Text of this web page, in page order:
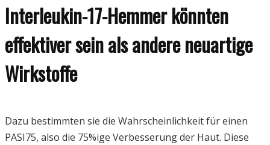
Interleukin-17-Hemmer könnten
effektiver sein als andere neuartige
Wirkstoffe
Dazu bestimmten sie die Wahrscheinlichkeit für einen
PASI75, also die 75%ige Verbesserung der Haut. Diese